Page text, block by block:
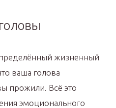
жизненный
ваша голова
прожили. Всё это
эмоционального